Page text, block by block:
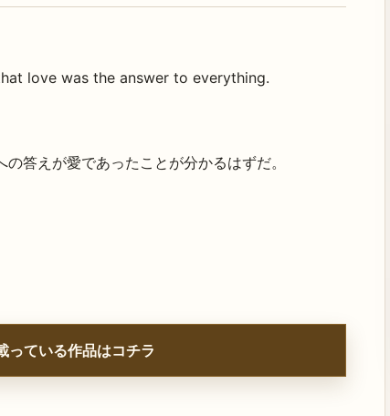
love was the answer to everything.
答えが愛であったことが分かるはずだ。
っている作品はコチラ